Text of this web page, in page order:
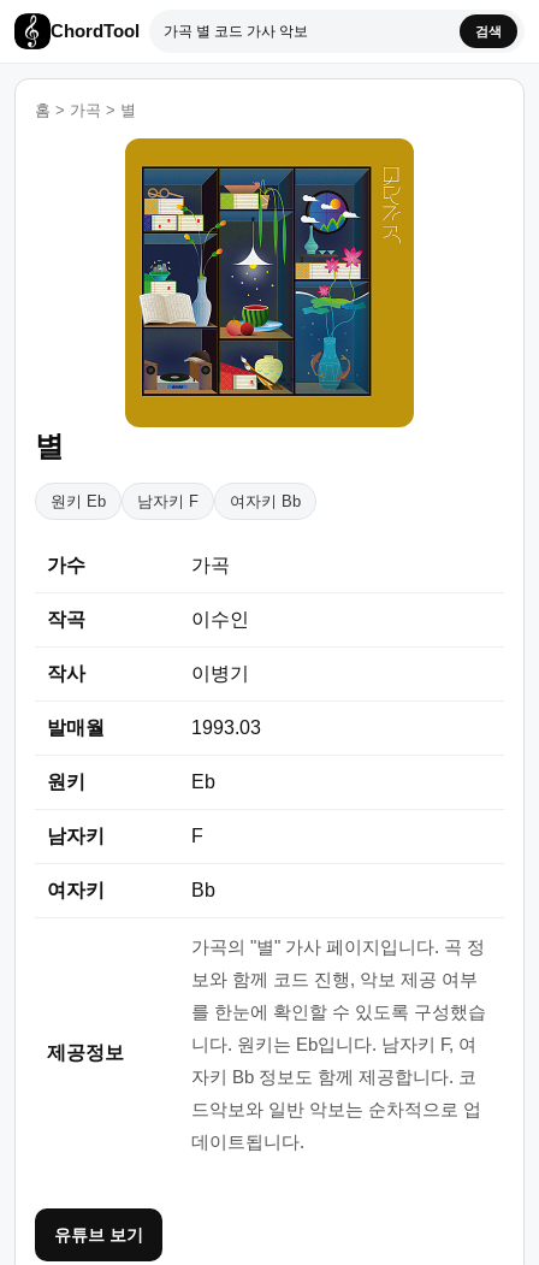
ChordTool 검색
홈 > 가곡 > 별
별
원키 Eb 남자키 F 여자키 Bb
가수 가곡
작곡 이수인
작사 이병기
발매월 1993.03
원키 Eb
남자키 F
여자키 Bb
제공정보
가곡의 "별" 가사 페이지입니다. 곡 정
보와 함께 코드 진행, 악보 제공 여부
를 한눈에 확인할 수 있도록 구성했습
니다. 원키는 Eb입니다. 남자키 F, 여
자키 Bb 정보도 함께 제공합니다. 코
드악보와 일반 악보는 순차적으로 업
데이트됩니다.
유튜브 보기